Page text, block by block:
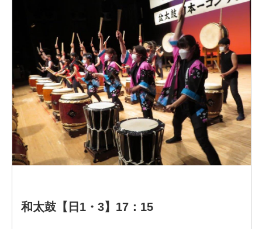
2015年9月日本人ハワイアンアーティストのアルバムの最
優秀作品を認定する団体ハワイ・ミュージック・アワー
ド・ジャパンを発足し初代会長に就任した。
2016年6/9ハワイのトップシンガー、エイミー・ハナイア
リイの来日コンサート（新宿文化センター大ホール）に特
別ゲストとし出演
2017年6月横浜赤レンガ倉庫ホールで「鴻池薫ギターワー
ルド2017守破離」を開催し大好評を得た
2022年5月MXTVにアネラとともに出演。
RMAJ正会員、日本音楽療法学会正会員、学習院ハワイア
ン桜友会会長
カイノアミュージックアカデミー代表